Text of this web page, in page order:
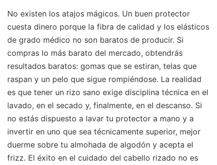
No existen los atajos mágicos. Un buen protector
cuesta dinero porque la fibra de calidad y los elásticos
de grado médico no son baratos de producir. Si
compras lo más barato del mercado, obtendrás
resultados baratos: gomas que se estiran, telas que
raspan y un pelo que sigue rompiéndose. La realidad
es que tener un rizo sano exige disciplina técnica en el
lavado, en el secado y, finalmente, en el descanso. Si
no estás dispuesto a lavar tu protector a mano y a
invertir en uno que sea técnicamente superior, mejor
duerme sobre tu almohada de algodón y acepta el
frizz. El éxito en el cuidado del cabello rizado no es